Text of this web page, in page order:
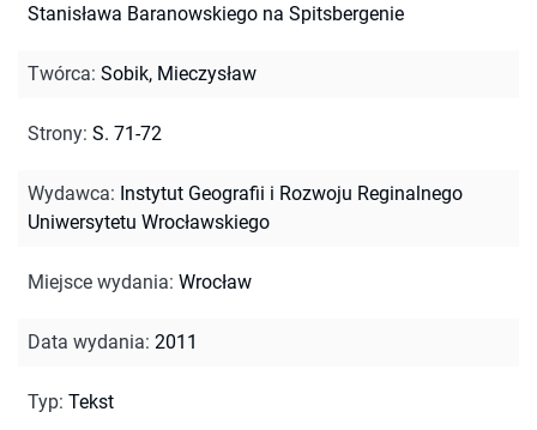
Stanisława Baranowskiego na Spitsbergenie
Twórca: Sobik, Mieczysław
Strony: S. 71-72
Wydawca: Instytut Geografii i Rozwoju Reginalnego
Uniwersytetu Wrocławskiego
Miejsce wydania: Wrocław
Data wydania: 2011
Typ: Tekst